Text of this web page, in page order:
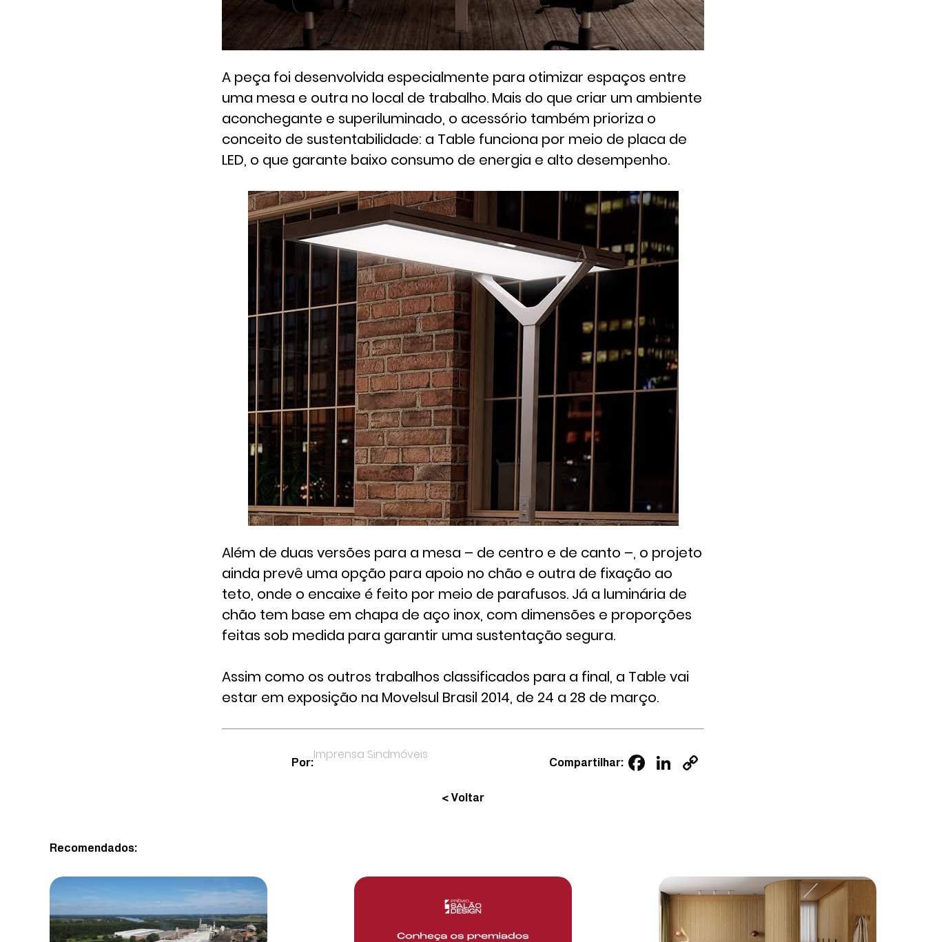
A peça foi desenvolvida especialmente para otimizar espaços entre
uma mesa e outra no local de trabalho. Mais do que criar um ambiente
aconchegante e superiluminado, o acessório também prioriza o
conceito de sustentabilidade: a Table funciona por meio de placa de
LED, o que garante baixo consumo de energia e alto desempenho.
Além de duas versões para a mesa – de centro e de canto –, o projeto
ainda prevê uma opção para apoio no chão e outra de fixação ao
teto, onde o encaixe é feito por meio de parafusos. Já a luminária de
chão tem base em chapa de aço inox, com dimensões e proporções
feitas sob medida para garantir uma sustentação segura.
Assim como os outros trabalhos classificados para a final, a Table vai
estar em exposição na Movelsul Brasil 2014, de 24 a 28 de março.
Por:
Imprensa Sindmóveis
Compartilhar: Facebook
LinkedIn
< Voltar
Recomendados: